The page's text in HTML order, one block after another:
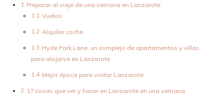
Preparar al viaje de una semana en Lanzarote
Vuelos
Alquilar coche
Hyde Park Lane, un complejo de apartamentos y villas
para alojarse en Lanzarote
Mejor época para visitar Lanzarote
17 cosas que ver y hacer en Lanzarote en una semana